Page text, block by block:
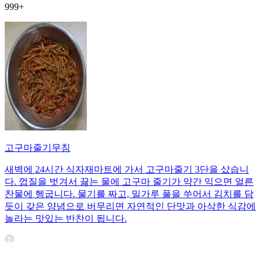
999+
고구마줄기무침
새벽에 24시간 식자재마트에 가서 고구마줄기 3단을 샀습니
다. 껍질을 벗겨서 끓는 물에 고구마 줄기가 약간 익으면 얼른
찬물에 헹굽니다. 물기를 짜고, 밀가루 풀을 쑤어서 김치를 담
듯이 갖은 양념으로 버무리면 자연적인 단맛과 아삭한 식감에
놀라는 맛있는 반찬이 됩니다.